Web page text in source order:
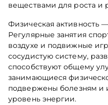
веществами для роста и
Физическая активность
Регулярные занятия
воздухе и подвижные
сосудистую систему,
способствуют общему
занимающиеся
подвержены болезням и
уровень энергии.